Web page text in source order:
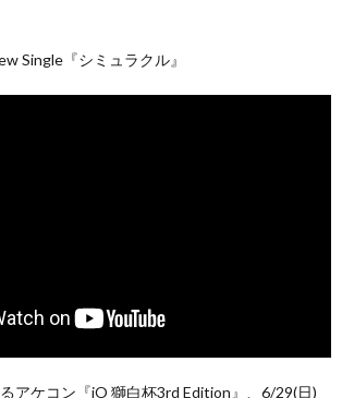
Single『シミュラクル』
アケコン『iO 獅白杯3rd Edition』、6/29(日)